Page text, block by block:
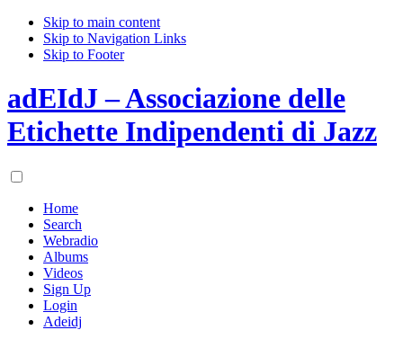
Skip to main content
Skip to Navigation Links
Skip to Footer
adEIdJ – Associazione delle
Etichette Indipendenti di Jazz
Home
Search
Webradio
Albums
Videos
Sign Up
Login
Adeidj